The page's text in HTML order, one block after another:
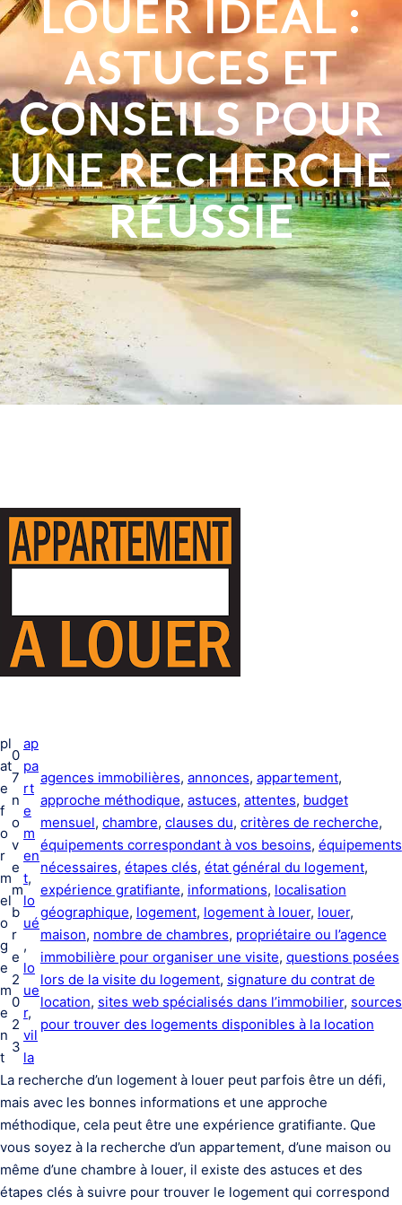
LOUER IDÉAL :
ASTUCES ET
CONSEILS POUR
UNE RECHERCHE
RÉUSSIE
pl
at
e
f
o
r
m
el
o
g
e
m
e
n
t
0
7
n
o
v
e
m
b
r
e
2
0
2
3
ap
pa
rt
e
m
en
t
lo
ué
lo
ue
r
vil
la
agences immobilières, annonces, appartement
approche méthodique, astuces, attentes, budget
mensuel, chambre, clauses du, critères de recherche
équipements correspondant à vos besoins, équipements
nécessaires, étapes clés, état général du logement
expérience gratifiante, informations, localisation
géographique, logement, logement à louer, louer
maison, nombre de chambres, propriétaire ou l’agence
immobilière pour organiser une visite, questions posées
lors de la visite du logement, signature du contrat de
location, sites web spécialisés dans l’immobilier, sources
pour trouver des logements disponibles à la location
La recherche d’un logement à louer peut parfois être un défi,
mais avec les bonnes informations et une approche
méthodique, cela peut être une expérience gratifiante. Que
vous soyez à la recherche d’un appartement, d’une maison ou
même d’une chambre à louer, il existe des astuces et des
étapes clés à suivre pour trouver le logement qui correspond